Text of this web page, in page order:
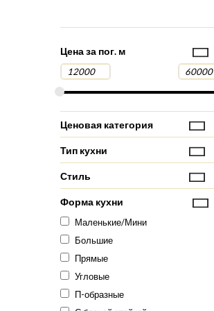
Цена за пог. м
Ценовая категория
Тип кухни
Стиль
Форма кухни
Маленькие/Мини
Большие
Прямые
Угловые
П-образные